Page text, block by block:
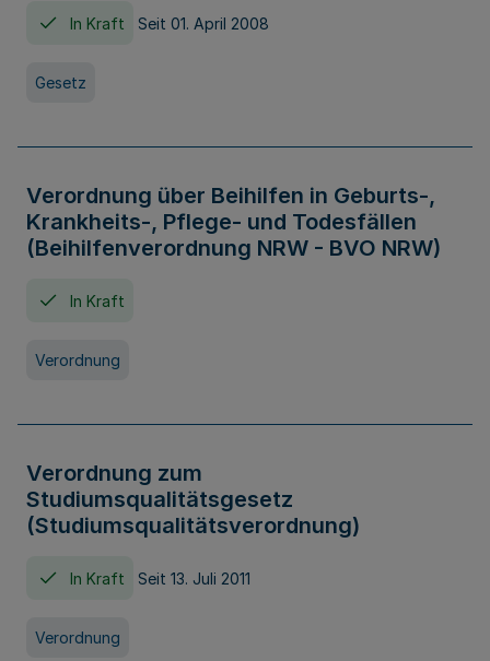
In Kraft Seit 01. April 2008
Gesetz
Verordnung über Beihilfen in Geburts-,
Krankheits-, Pflege- und Todesfällen
(Beihilfenverordnung NRW - BVO NRW)
In Kraft
Verordnung
Verordnung zum
Studiumsqualitätsgesetz
(Studiumsqualitätsverordnung)
In Kraft Seit 13. Juli 2011
Verordnung